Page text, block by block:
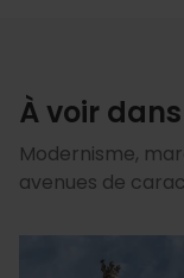
À voir
Modernisme,
avenues de